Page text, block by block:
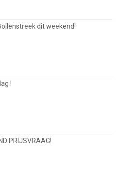
dit weekend!
!
PRIJSVRAAG!